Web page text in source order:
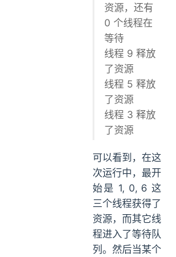
资源，还有
0 个线程在
等待
线程 9 释放
了资源
线程 5 释放
了资源
线程 3 释放
了资源
可以看到，在这
次运行中，最开
始是 1, 0, 6 这
三个线程获得了
资源，而其它线
程进入了等待队
列。然后当某个